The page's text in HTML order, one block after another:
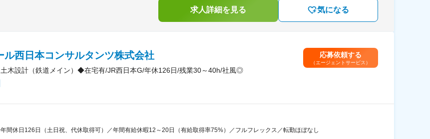
求人詳細を見る 気になる
ル西日本コンサルタンツ株式会社
土木設計（鉄道メイン）◆在宅有/JR西日本G/年休126日/残業30～40h/社風◎
応募依頼する
（エージェントサービス）
休日126日（土日祝、代休取得可）／年間有給休暇12～20日（有給取得率75%）／フルフレックス／転勤ほぼなし